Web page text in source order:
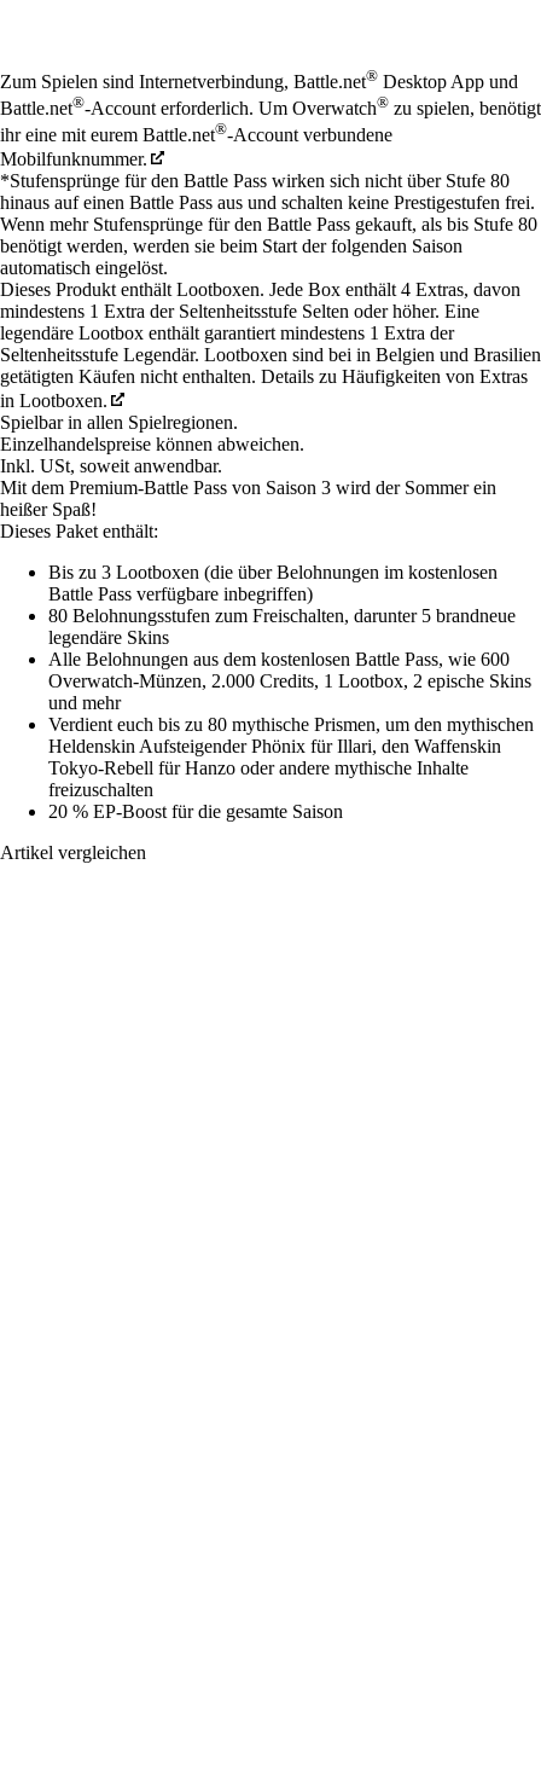
Available actions
Zum Spielen sind Internetverbindung, Battle.net® Desktop App und
Battle.net®-Account erforderlich. Um Overwatch® zu spielen, benötigt
ihr eine mit eurem Battle.net®-Account verbundene
Mobilfunknummer.
*Stufensprünge für den Battle Pass wirken sich nicht über Stufe 80
hinaus auf einen Battle Pass aus und schalten keine Prestigestufen frei.
Wenn mehr Stufensprünge für den Battle Pass gekauft, als bis Stufe 80
benötigt werden, werden sie beim Start der folgenden Saison
automatisch eingelöst.
Dieses Produkt enthält Lootboxen. Jede Box enthält 4 Extras, davon
mindestens 1 Extra der Seltenheitsstufe Selten oder höher. Eine
legendäre Lootbox enthält garantiert mindestens 1 Extra der
Seltenheitsstufe Legendär. Lootboxen sind bei in Belgien und Brasilien
getätigten Käufen nicht enthalten. Details zu Häufigkeiten von Extras
in Lootboxen.
Spielbar in allen Spielregionen.
Einzelhandelspreise können abweichen.
Inkl. USt, soweit anwendbar.
Mit dem Premium-Battle Pass von Saison 3 wird der Sommer ein
heißer Spaß!
Dieses Paket enthält:
Bis zu 3 Lootboxen (die über Belohnungen im kostenlosen
Battle Pass verfügbare inbegriffen)
80 Belohnungsstufen zum Freischalten, darunter 5 brandneue
legendäre Skins
Alle Belohnungen aus dem kostenlosen Battle Pass, wie 600
Overwatch-Münzen, 2.000 Credits, 1 Lootbox, 2 epische Skins
und mehr
Verdient euch bis zu 80 mythische Prismen, um den mythischen
Heldenskin Aufsteigender Phönix für Illari, den Waffenskin
Tokyo-Rebell für Hanzo oder andere mythische Inhalte
freizuschalten
20 % EP-Boost für die gesamte Saison
Artikel vergleichen